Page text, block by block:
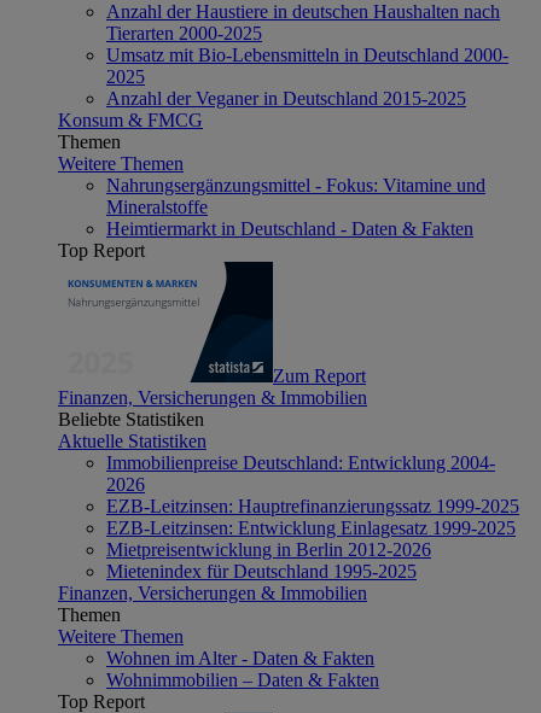
Anzahl der Haustiere in deutschen Haushalten nach
Tierarten 2000-2025
Umsatz mit Bio-Lebensmitteln in Deutschland 2000-
2025
Anzahl der Veganer in Deutschland 2015-2025
Konsum & FMCG
Themen
Weitere Themen
Nahrungsergänzungsmittel - Fokus: Vitamine und
Mineralstoffe
Heimtiermarkt in Deutschland - Daten & Fakten
Top Report
Zum Report
Finanzen, Versicherungen & Immobilien
Beliebte Statistiken
Aktuelle Statistiken
Immobilienpreise Deutschland: Entwicklung 2004-
2026
EZB-Leitzinsen: Hauptrefinanzierungssatz 1999-2025
EZB-Leitzinsen: Entwicklung Einlagesatz 1999-2025
Mietpreisentwicklung in Berlin 2012-2026
Mietenindex für Deutschland 1995-2025
Finanzen, Versicherungen & Immobilien
Themen
Weitere Themen
Wohnen im Alter - Daten & Fakten
Wohnimmobilien – Daten & Fakten
Top Report